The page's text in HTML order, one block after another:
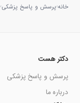
خانه›پرسش و پاسخ پزشکی›
دکتر هست
پرسش و پاسخ پزشکی
درباره ما